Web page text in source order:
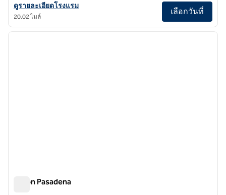
ดูรายละเอียดโรงแรม Hilton Woodland Hills/Los Angeles
ดูรายละเอียดโรงแรม
20.02 ไมล์
เลือกวันที่
1/12
1 จาก 12
ภาพถั
Hilton Pasadena